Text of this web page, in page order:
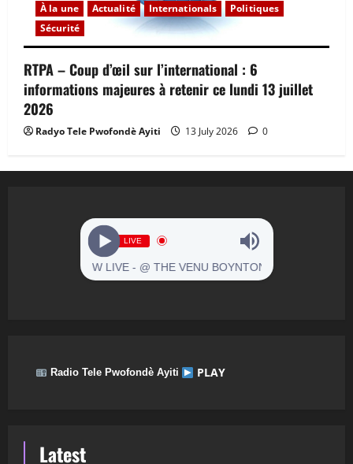
À la une Actualité Internationals
Politiques
Sécurité
RTPA – Coup d’œil sur l’international : 6
informations majeures à retenir ce lundi 13 juillet
2026
Radyo Tele Pwofondè Ayiti 13 July 2026 0
LIVE
- @ THE VENU BOYNTON BEACH
Radio Tele Pwofondè Ayiti PLAY
Latest